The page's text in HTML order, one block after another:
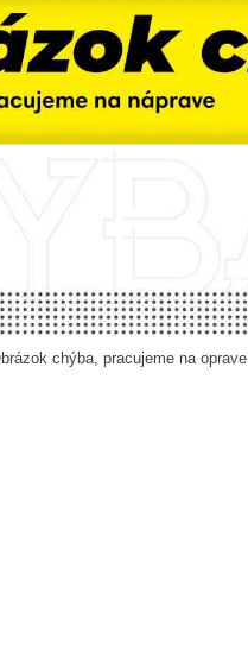
chýba, pracujeme na oprave